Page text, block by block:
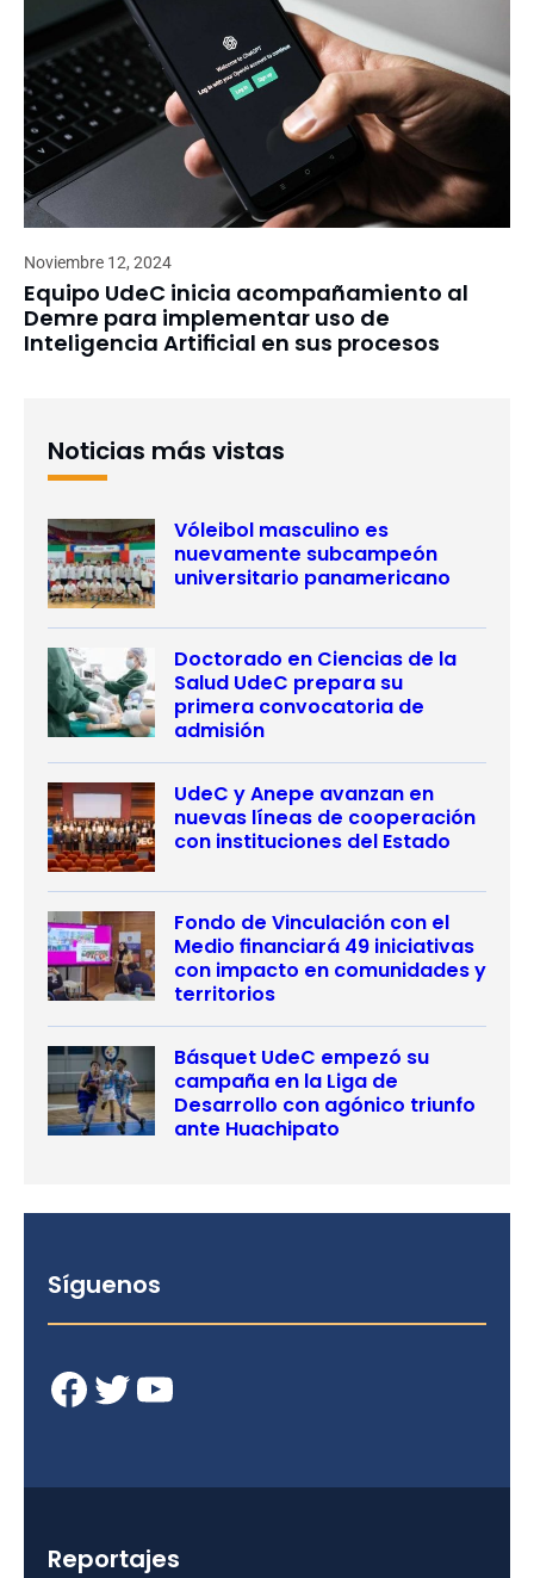
Noviembre 12, 2024
Equipo UdeC inicia acompañamiento al
Demre para implementar uso de
Inteligencia Artificial en sus procesos
Noticias más vistas
Vóleibol masculino es
nuevamente subcampeón
universitario panamericano
Doctorado en Ciencias de la
Salud UdeC prepara su
primera convocatoria de
admisión
UdeC y Anepe avanzan en
nuevas líneas de cooperación
con instituciones del Estado
Fondo de Vinculación con el
Medio financiará 49 iniciativas
con impacto en comunidades y
territorios
Básquet UdeC empezó su
campaña en la Liga de
Desarrollo con agónico triunfo
ante Huachipato
Síguenos
Facebook Twitter YouTube
Reportajes